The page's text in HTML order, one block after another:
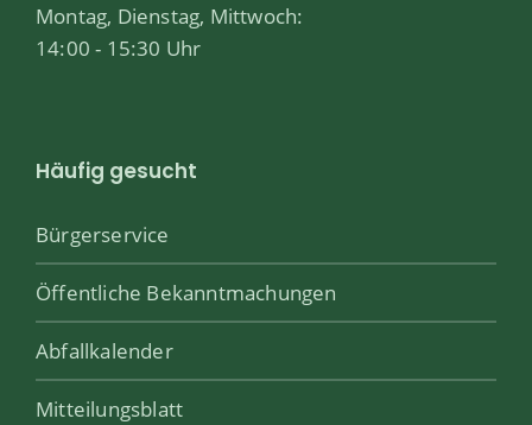
Montag, Dienstag, Mittwoch:
14:00 - 15:30 Uhr
Häufig gesucht
Bürgerservice
Öffentliche Bekanntmachungen
Abfallkalender
Mitteilungsblatt